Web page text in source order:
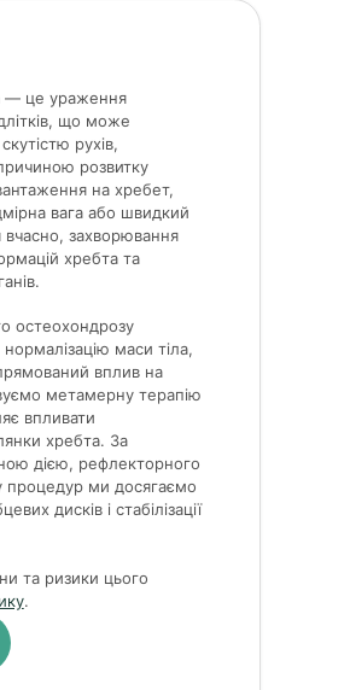
— це ураження
що може
рухів,
розвитку
на хребет,
вага або швидкий
вчасно, захворювання
хребта та
остеохондрозу
маси тіла,
вплив на
метамерну терапію
впливати
хребта. За
дією, рефлекторного
процедур ми досягаємо
дисків і стабілізації
та ризики цього
.